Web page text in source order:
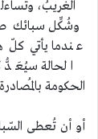
الغريبُ،
وشُكِّل سبائك
عندما يأتي كلّ
الحالة سيُعَدُّ
الحكومة
أو أن تُعطى